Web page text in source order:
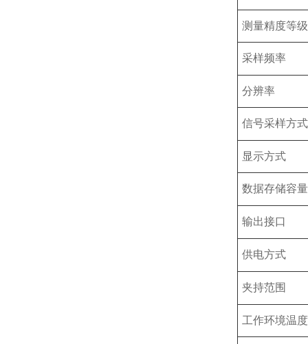
测量精度等级
采样频率
分辨率
信号采样方式
显示方式
数据存储容量
输出接口
供电方式
夹持范围
工作环境温度